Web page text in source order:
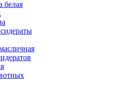
белая